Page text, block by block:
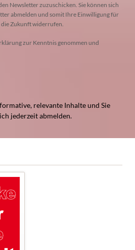
Newsletter zuzuschicken. Sie können sich
abmelden und somit Ihre Einwilligung für
Zukunft widerrufen.
zur Kenntnis genommen und
relevante Inhalte und Sie
jederzeit abmelden.